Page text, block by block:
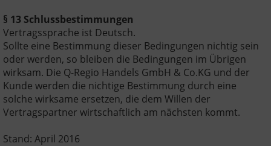
§ 13 Schlussbestimmungen
Vertragssprache ist Deutsch.
Sollte eine Bestimmung dieser Bedingungen nichtig sein
oder werden, so bleiben die Bedingungen im Übrigen
wirksam. Die Q-Regio Handels GmbH & Co.KG und der
Kunde werden die nichtige Bestimmung durch eine
solche wirksame ersetzen, die dem Willen der
Vertragspartner wirtschaftlich am nächsten kommt.
Stand: April 2016